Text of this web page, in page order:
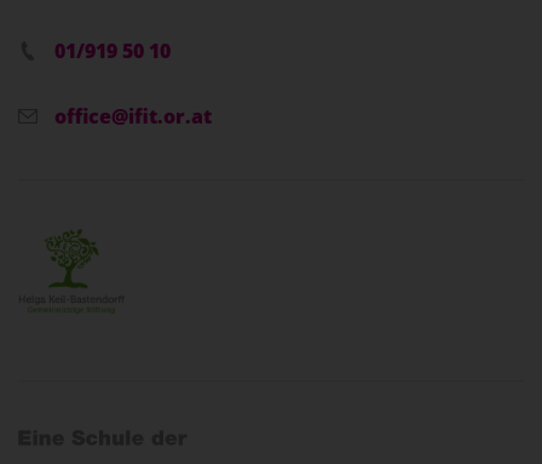
01/919 50 10
office@ifit.or.at